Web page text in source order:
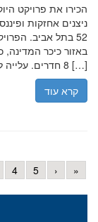
8 חדרים. עלייה לקרקע צפויה במאי 2026 עם ליווי […]
קרא עוד
4 5 › »